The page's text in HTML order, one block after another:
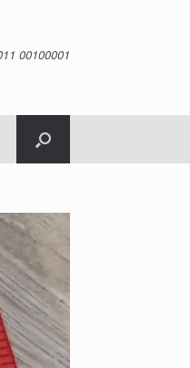
00100001